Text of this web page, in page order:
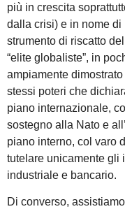
più in crescita
dalla crisi) e in nome di
strumento di riscatto
“elite globaliste”, in
ampiamente
stessi poteri che
piano internazionale,
sostegno alla Nato e
piano interno, col varo
tutelare unicamente gli
industriale e bancario.
Di converso,